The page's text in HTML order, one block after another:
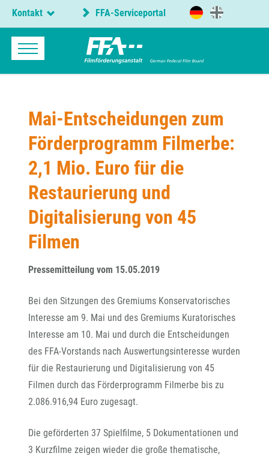
Kontakt FFA-Serviceportal
Mai-Entscheidungen zum
Förderprogramm Filmerbe:
2,1 Mio. Euro für die
Restaurierung und
Digitalisierung von 45
Filmen
Pressemitteilung vom 15.05.2019
Bei den Sitzungen des Gremiums Konservatorisches
Interesse am 9. Mai und des Gremiums Kuratorisches
Interesse am 10. Mai und durch die Entscheidungen
des FFA-Vorstands nach Auswertungsinteresse wurden
für die Restaurierung und Digitalisierung von 45
Filmen durch das Förderprogramm Filmerbe bis zu
2.086.916,94 Euro zugesagt.
Die geförderten 37 Spielfilme, 5 Dokumentationen und
3 Kurzfilme zeigen wieder die große thematische,